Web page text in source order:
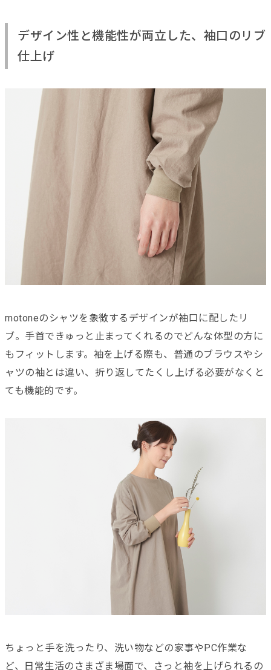
デザイン性と機能性が両立した、袖口のリブ
仕上げ
motoneのシャツを象徴するデザインが袖口に配したリ
ブ。手首できゅっと止まってくれるのでどんな体型の方に
もフィットします。袖を上げる際も、普通のブラウスやシ
ャツの袖とは違い、折り返してたくし上げる必要がなくと
ても機能的です。
ちょっと手を洗ったり、洗い物などの家事やPC作業な
ど、日常生活のさまざま場面で、さっと袖を上げられるの